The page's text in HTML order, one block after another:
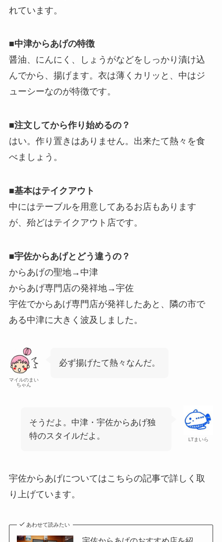
れています。
■中津からあげの特徴
醤油、にんにく、しょうがなどをしっかり漬け込
んでから、揚げます。衣は薄くカリッと、中はジ
ューシーなのが特徴です。
■注文してから作り始めるの？
はい。作り置きはありません。出来たて熱々を食
べましょう。
■基本はテイクアウト
中にはテーブルを用意してあるお店もあります
が、殆どはテイクアウト店です。
■宇佐からあげとどう違うの？
からあげの聖地→中津
からあげ専門店の発祥地→宇佐
宇佐でからあげ専門店が発祥したあと、隣の市で
ある中津に大きく波及しました。
マイルのまい
ちゃん
必ず揚げたて熱々なんだ。
LTまいら
そうだよ。中津・宇佐からあげ独
特のスタイルだよ。
宇佐からあげについてはこちらの記事で詳しく取
り上げています。
あわせて読みたい